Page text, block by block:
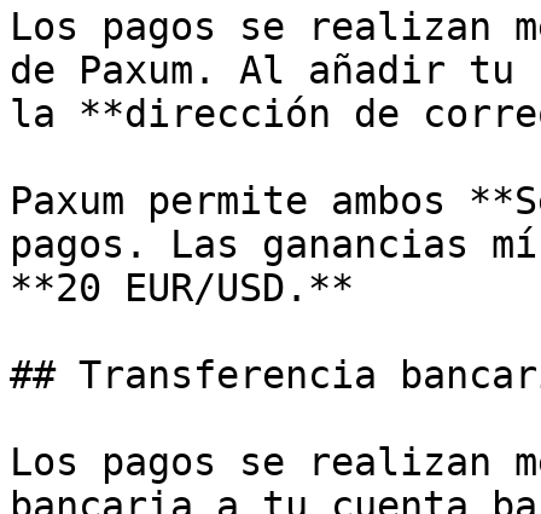
Los pagos se realizan
de Paxum. Al añadir tu
la **dirección de
Paxum permite ambos
pagos. Las ganancias
**20 EUR/USD.**
## Transferencia
Los pagos se realizan